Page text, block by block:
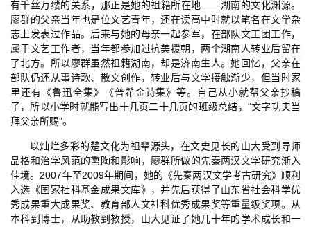
有千丝万缕的关系，那正是她的祖籍所在地——湖南的文化渊源。
廖群的父亲当年也是位文艺青年，还在读高中时就以笔名在文学杂
志上发表过作品。后来与她的母亲一起参军，在部队文工团工作，
属于文艺工作者，当年都参加过抗美援朝，两个湖南人转业后留在
了北方。所以廖群虽然祖籍湖南，却是济南生人。她回忆，父亲在
部队仍还从事诗歌、散文创作，转业后与文学接触渐少，但当时家
里还有《鲁迅全集》《普希金诗集》等。自己从小就帮父亲抄稿
子，所以小学时就能写出十几页二十几页的班级总结，“文字功夫当
拜父亲所赐”。
以灿烂多彩的楚文化为祖辈源头，在文史见长的山大受到导师
品格和治学风范的熏陶和影响，廖群所做的先秦两汉文学研究渐入
佳境。2007年至2009年期间，她的《先秦两汉文学考古研究》顺利
入选《国家社科基金成果文库》，并先后获得了山东省社会科学优
秀成果重大成果奖、教育部人文社科优秀成果奖等重量级奖项。从
本科到博士，从助教到教授，山大见证了她几十年的学术成长和一